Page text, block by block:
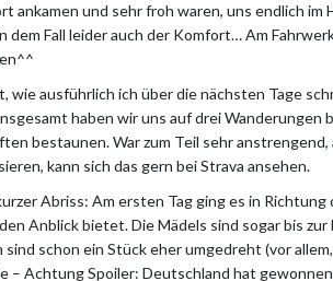
ankamen und sehr froh waren, uns endlich im
dem Fall leider auch der Komfort… Am
wie ausführlich ich über die nächsten Tage
haben wir uns auf drei
bestaunen. War zum Teil sehr
kann sich das gern bei Strava ansehen.
Abriss: Am ersten Tag ging es in
Anblick bietet. Die Mädels sind sogar bis
sind schon ein Stück eher umgedreht (vor
– Achtung Spoiler: Deutschland hat gewonnen